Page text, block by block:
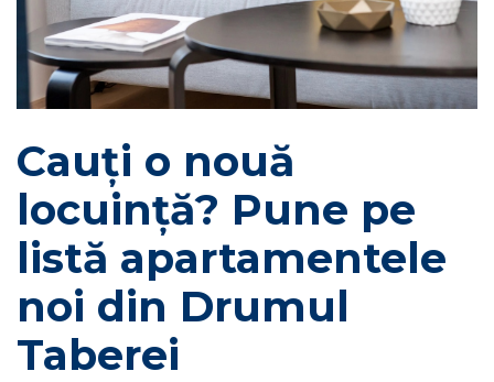
Cauți o nouă
locuință? Pune pe
listă apartamentele
noi din Drumul
Taberei